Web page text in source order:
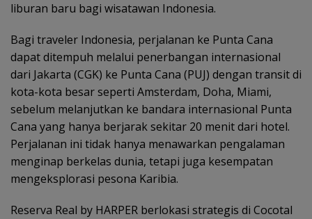
liburan baru bagi wisatawan Indonesia.
Bagi traveler Indonesia, perjalanan ke Punta Cana
dapat ditempuh melalui penerbangan internasional
dari Jakarta (CGK) ke Punta Cana (PUJ) dengan transit di
kota-kota besar seperti Amsterdam, Doha, Miami,
sebelum melanjutkan ke bandara internasional Punta
Cana yang hanya berjarak sekitar 20 menit dari hotel.
Perjalanan ini tidak hanya menawarkan pengalaman
menginap berkelas dunia, tetapi juga kesempatan
mengeksplorasi pesona Karibia.
Reserva Real by HARPER berlokasi strategis di Cocotal